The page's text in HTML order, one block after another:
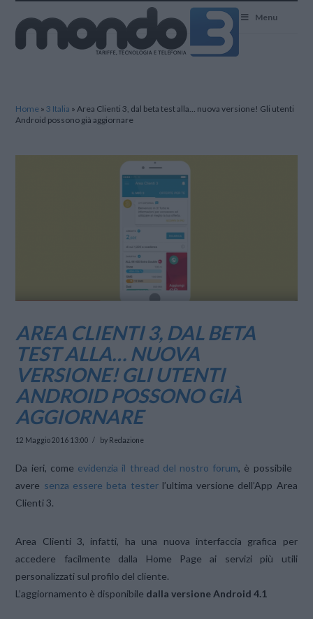
Menu
Home »3 Italia »Area Clienti 3, dal beta test alla… nuova versione! Gli utenti
Android possono già aggiornare
AREA CLIENTI 3, DAL BETA
TEST ALLA… NUOVA
VERSIONE! GLI UTENTI
ANDROID POSSONO GIÀ
AGGIORNARE
12 Maggio 2016 13:00 by Redazione
Da ieri, come evidenzia il thread del nostro forum, è possibile
avere senza essere beta testerl’ultima versione dell’App Area
Clienti 3.
Area Clienti 3, infatti, ha una nuova interfaccia grafica per
accedere facilmente dalla Home Page ai servizi più utili
personalizzati sul profilo del cliente.
L’aggiornamento è disponibile dalla versione Android 4.1